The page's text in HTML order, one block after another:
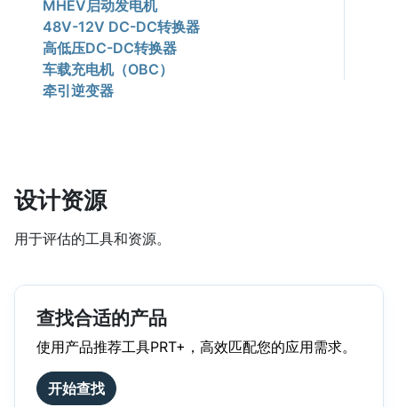
MHEV启动发电机
48V-12V DC-DC转换器
高低压DC-DC转换器
车载充电机（OBC）
牵引逆变器
设计资源
用于评估的工具和资源。
查找合适的产品
使用产品推荐工具PRT+，高效匹配您的应用需求。
开始查找